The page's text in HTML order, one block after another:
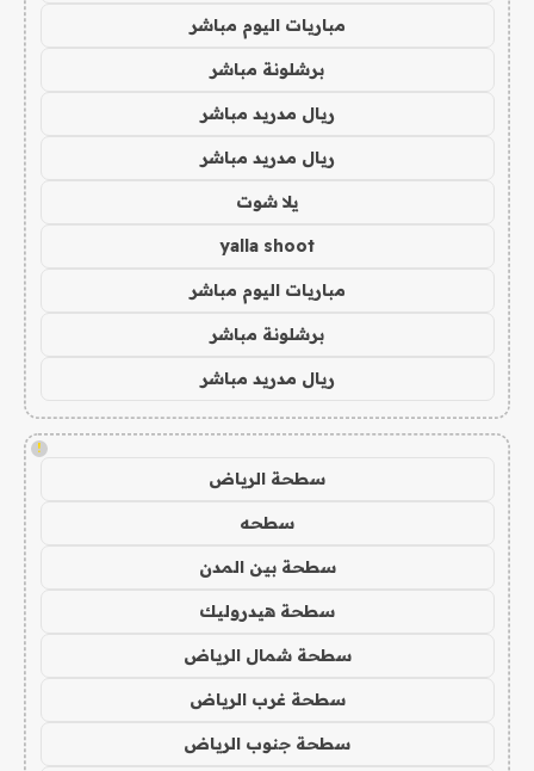
مباريات اليوم مباشر
برشلونة مباشر
ريال مدريد مباشر
ريال مدريد مباشر
يلا شوت
yalla shoot
مباريات اليوم مباشر
برشلونة مباشر
ريال مدريد مباشر
!
سطحة الرياض
سطحه
سطحة بين المدن
سطحة هيدروليك
سطحة شمال الرياض
سطحة غرب الرياض
سطحة جنوب الرياض